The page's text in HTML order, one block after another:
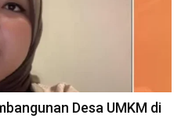
Desa UMKM di